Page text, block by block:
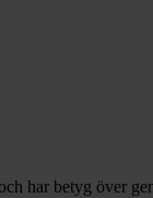
har betyg över